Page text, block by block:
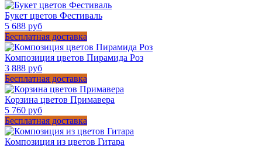
Букет цветов Фестиваль
5 688 руб
Бесплатная доставка
Композиция цветов Пирамида Роз
3 888 руб
Бесплатная доставка
Корзина цветов Примавера
5 760 руб
Бесплатная доставка
Композиция из цветов Гитара